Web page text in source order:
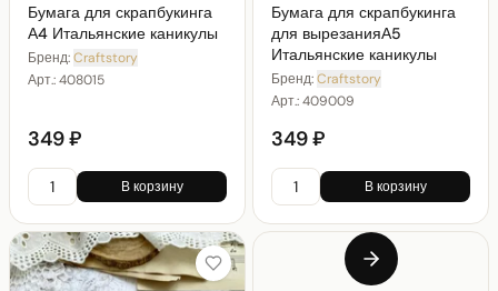
Бумага для скрапбукинга
А4 Итальянские каникулы
Бренд:Craftstory
Арт.:408015
349 ₽
В корзину
Бумага для скрапбукинга
для вырезанияА5
Итальянские каникулы
Бренд:Craftstory
Арт.:409009
349 ₽
В корзину